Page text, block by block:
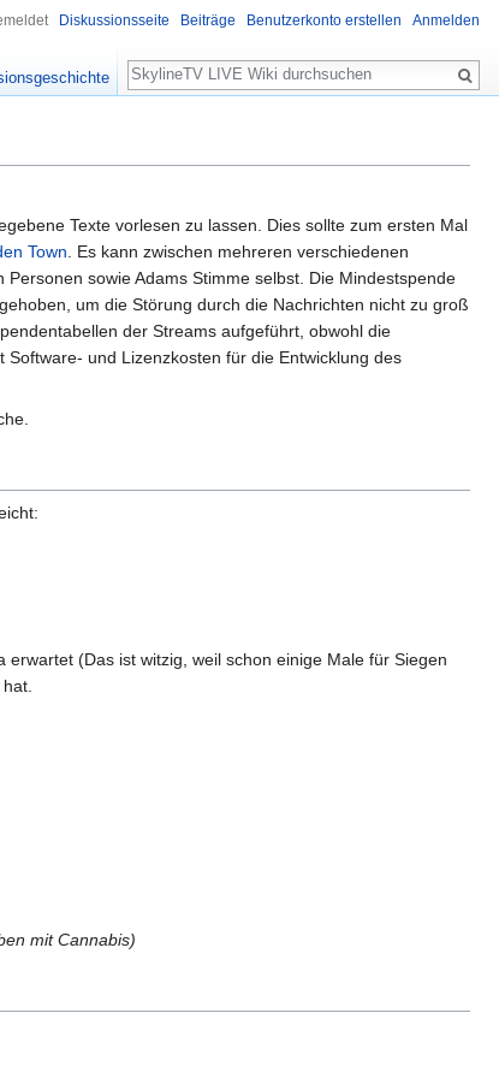
Texte vorlesen zu lassen. Dies sollte zum ersten Mal
Town . Es kann zwischen mehreren verschiedenen
sowie Adams Stimme selbst. Die Mindestspende
um die Störung durch die Nachrichten nicht zu groß
der Streams aufgeführt, obwohl die
und Lizenzkosten für die Entwicklung des
(Das ist witzig, weil schon einige Male für Siegen
mit Cannabis)
Diskussionsseite Beiträge Benutzerkonto erstellen Anmelden
Suche